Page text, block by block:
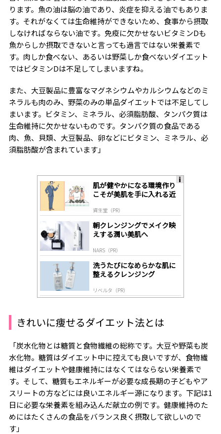
ります。魚の油は脳の油であり、炎症を抑える油でもありま
す。それがなくては生命維持ができないため、食事から摂取
しなければならない油です。免疫に欠かせないビタミンDも
魚からしか摂取できないと言っても過言ではない栄養素で
す。肉しか食べない、あるいは野菜しか食べないダイエット
ではビタミンDは不足してしまいますね。
また、大豆製品に豊富なマグネシウムやカルシウムなどのミ
ネラルも肉のみ、野菜のみの単品ダイエットでは不足してし
まいます。ビタミン、ミネラル、必須脂肪酸、タンパク質は
生命維持に欠かせないものです。タンパク質の食品である
肉、魚、貝類、大豆製品、卵などにビタミン、ミネラル、必
須脂肪酸が含まれています」
肌が健やかになる環境作り
こそが美肌を手に入れる近
資生堂（PR）
朝クレンジングでメイク映
えする潤い美肌へ
NARS（PR）
洗うたびになめらかな肌に
整えるクレンジング
リベルタ（PR）
きれいに痩せるダイエット法とは
「炭水化物とは糖質と食物繊維の総称です。大豆や野菜も炭
水化物。糖質はダイエット中に控えても良いですが、食物繊
維はダイエットや健康維持にはなくてはならない栄養素で
す。そして、糖質もエネルギーが必要な成長期の子どもやア
スリートの方などには良いエネルギー源になります。下記は1
日に必要な栄養素を組み込んだ献立の例です。健康維持のた
めにはたくさんの食品をバランス良く摂取して欲しいので
す」